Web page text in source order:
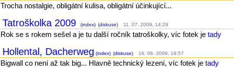
Trocha nostalgie, obligátní kulisa, obligátní účinkující...
Tatroškolka 2009 (index) (diskuse) 11. 07. 2009, 14:29
Rok se s rokem sešel a je tu další ročník tatroškolky, víc fotek jetady
Hollental, Dacherweg (index) (diskuse) 16. 06. 2009, 18:57
Bigwall co není až tak big... Hlavně technický lezení, víc fotek jetady